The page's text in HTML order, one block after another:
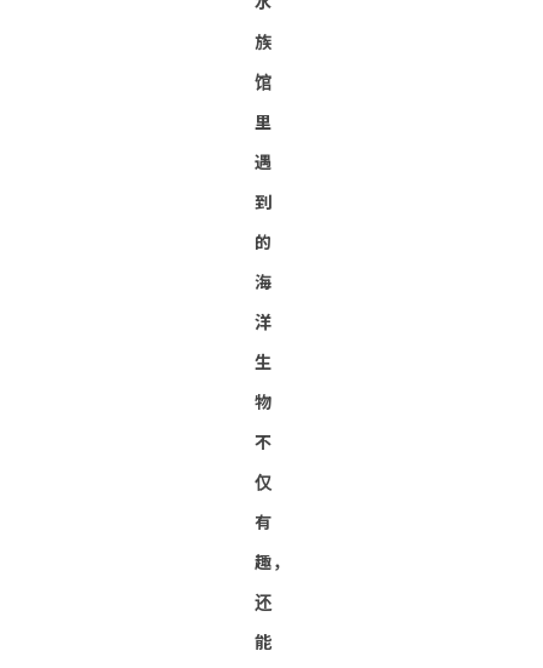
族
馆
里
遇
到
的
海
洋
生
物
不
仅
有
趣，
还
能